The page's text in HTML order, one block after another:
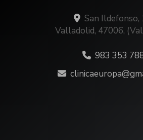
San Ildefonso,
Valladolid, 47006,
983 353
clinicaeuropa